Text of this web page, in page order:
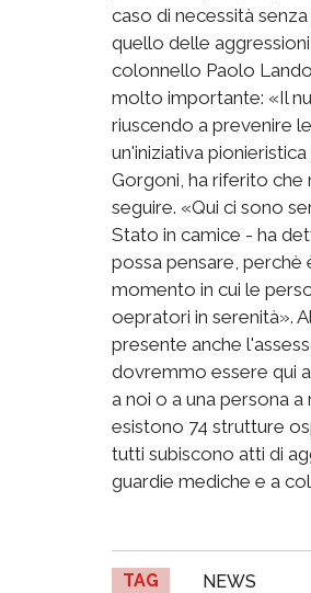
caso di necessità
quello delle
colonnello Paolo
molto importante: «Il
riuscendo a prevenire
un'iniziativa
Gorgoni, ha riferito
seguire. «Qui ci sono
Stato in camice - ha
possa pensare, perchè
momento in cui le
oepratori in serenità».
presente anche
dovremmo essere qui
a noi o a una persona
esistono 74 strutture
tutti subiscono atti di
guardie mediche e a
TAG NEWS